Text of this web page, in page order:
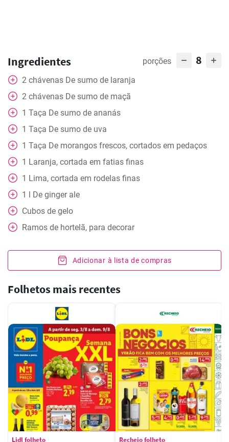
Ingredientes porções 8
2 chávenas De sumo de laranja
2 chávenas De sumo de maçã
1 Taça De sumo de ananás
1 Taça De sumo de uva
1 Taça De morangos frescos, cortados em pedaços
1 Laranja, cortada em fatias finas
1 Lima, cortada em rodelas finas
1 l De ginger ale
Cubos de gelo
Ramos de hortelã, para decorar
Adicionar à lista de compras
Folhetos mais recentes
Lidl folheto Recheio folheto